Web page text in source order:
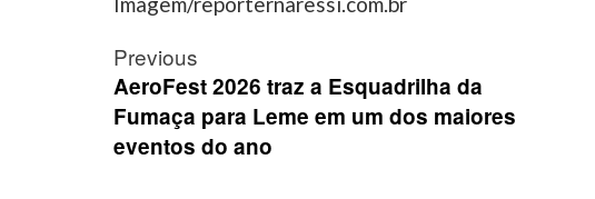
Post
navigation
Previous
AeroFest 2026 traz a Esquadrilha da
Fumaça para Leme em um dos maiores
eventos do ano